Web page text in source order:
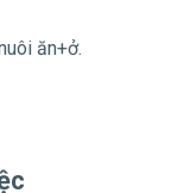
ăn+ở.